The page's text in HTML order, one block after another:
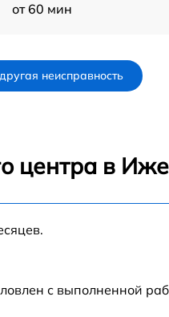
от 60 мин
от 60 мин
неисправность
центра в
с выполненной